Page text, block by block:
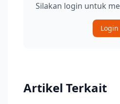
Silakan login untuk
Login
Artikel Terkait